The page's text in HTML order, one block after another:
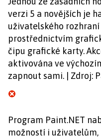
verzi 5 a novějších je
uživatelského
prostřednictvím
čipu grafické karty.
aktivována ve
zapnout sami. | Zdroj:
Program Paint.NET
možností i